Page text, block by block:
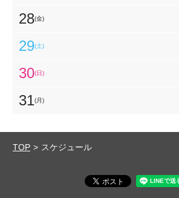
28(金)
29(土)
30(日)
31(月)
TOP スケジュール